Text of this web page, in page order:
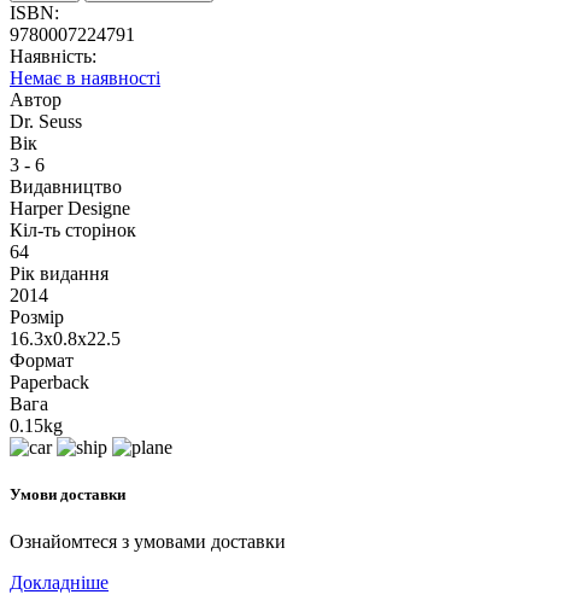
ISBN:
9780007224791
Наявність:
Немає в наявності
Автор
Dr. Seuss
Вік
3 - 6
Видавництво
Harper Designe
Кіл-ть сторінок
64
Рік видання
2014
Розмір
16.3x0.8x22.5
Формат
Paperback
Вага
0.15kg
Умови доставки
Ознайомтеся з умовами доставки
Докладніше